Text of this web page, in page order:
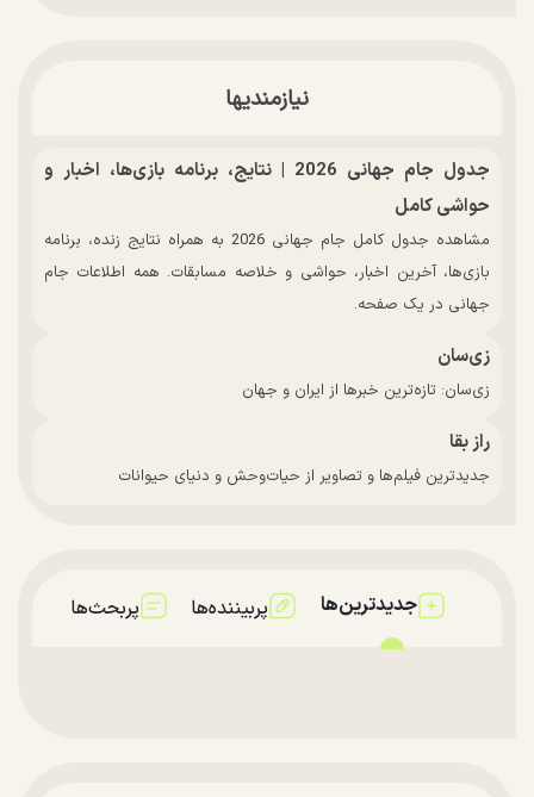
نیازمندیها
جدول جام جهانی 2026 | نتایج، برنامه بازی‌ها، اخبار و
حواشی کامل
مشاهده جدول کامل جام جهانی 2026 به همراه نتایج زنده، برنامه
بازی‌ها، آخرین اخبار، حواشی و خلاصه مسابقات. همه اطلاعات جام
جهانی در یک صفحه.
زی‌سان
زی‌سان: تازه‌ترین خبرها از ایران و جهان
راز بقا
جدیدترین فیلم‌ها و تصاویر از حیات‌وحش و دنیای حیوانات
جدیدترین‌ها پربیننده‌ها پربحث‌ها